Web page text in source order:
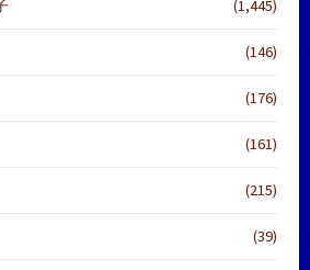
(1,445)
(146)
(176)
(161)
(215)
(39)